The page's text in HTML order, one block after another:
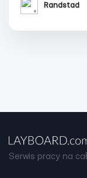
Randstad
Serwis pracy na